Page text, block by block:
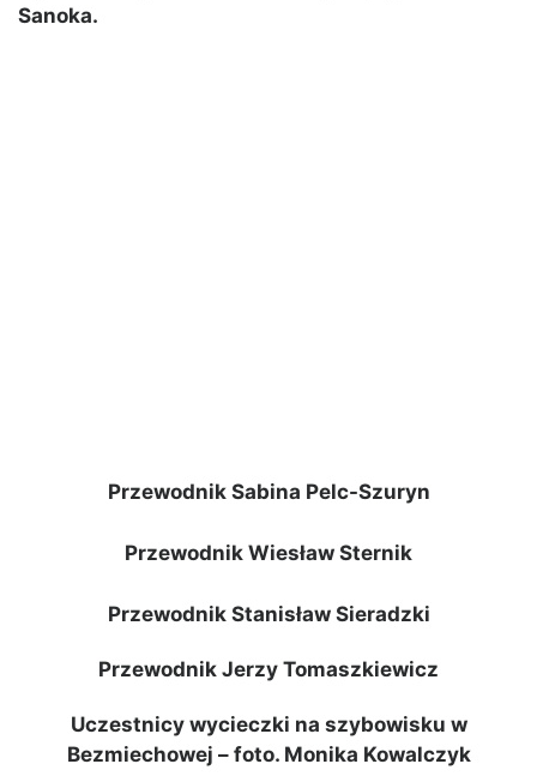
Sanoka.
Przewodnik Sabina Pelc-Szuryn
Przewodnik Wiesław Sternik
Przewodnik Stanisław Sieradzki
Przewodnik Jerzy Tomaszkiewicz
Uczestnicy wycieczki na szybowisku w
Bezmiechowej – foto. Monika Kowalczyk